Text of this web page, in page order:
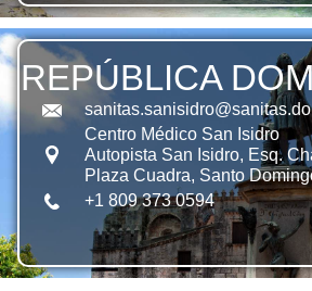
REPÚBLICA
sanitas.sanisidro@sanitas.do
Centro Médico San Isidro
Autopista San Isidro, Esq.
Plaza Cuadra, Santo
+1 809 373 0594